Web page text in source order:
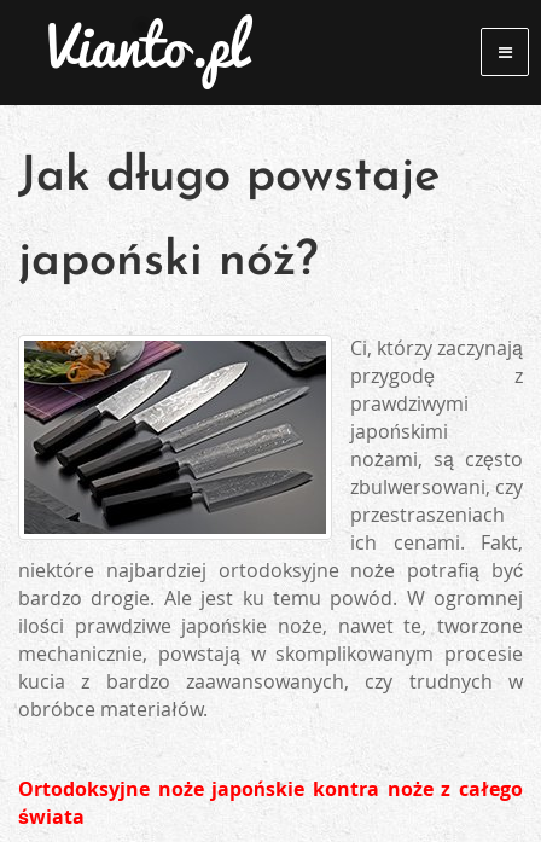
Jak długo powstaje
japoński nóż?
Ci, którzy zaczynają
przygodę z
prawdziwymi
japońskimi
nożami, są często
zbulwersowani, czy
przestraszeniach
ich cenami. Fakt,
niektóre najbardziej ortodoksyjne noże potrafią być
bardzo drogie. Ale jest ku temu powód. W ogromnej
ilości prawdziwe japońskie noże, nawet te, tworzone
mechanicznie, powstają w skomplikowanym procesie
kucia z bardzo zaawansowanych, czy trudnych w
obróbce materiałów.
Ortodoksyjne noże japońskie kontra noże z całego
świata